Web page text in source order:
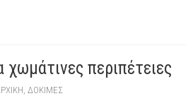
χωμάτινες περιπέτειες
ΔΟΚΙΜΕΣ